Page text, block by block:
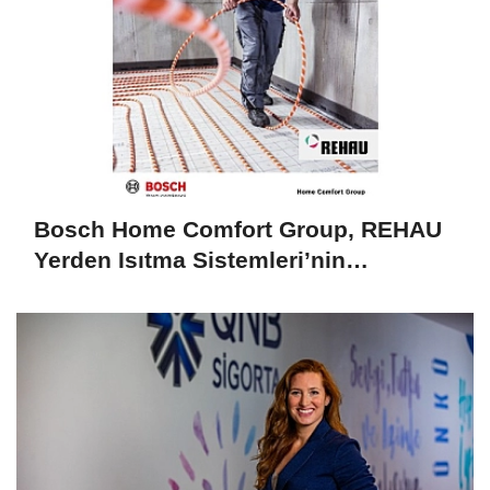
Bosch Home Comfort Group, REHAU
Yerden Isıtma Sistemleri’nin
oldu